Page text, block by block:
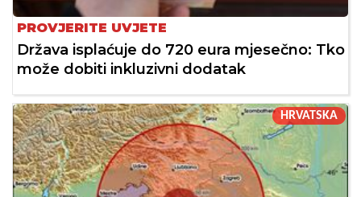
PROVJERITE UVJETE
Država isplaćuje do 720 eura mjesečno: Tko
može dobiti inkluzivni dodatak
HRVATSKA